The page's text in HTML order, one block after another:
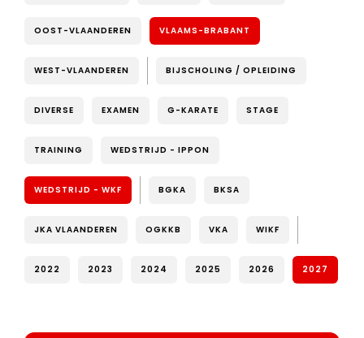
OOST-VLAANDEREN VLAAMS-BRABANT
WEST-VLAANDEREN BIJSCHOLING / OPLEIDING
DIVERSE EXAMEN G-KARATE STAGE
TRAINING WEDSTRIJD - IPPON
WEDSTRIJD - WKF BGKA BKSA
JKA VLAANDEREN OGKKB VKA WIKF
2022 2023 2024 2025 2026 2027